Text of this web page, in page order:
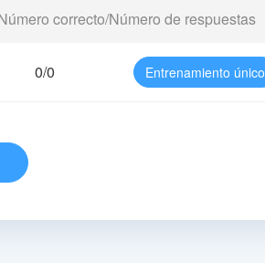
correcto/Número de respuestas
0/0 Entrenamiento único